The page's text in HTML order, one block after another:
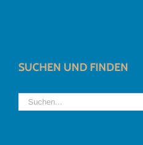
SUCHEN UND FINDEN
Suche
nach: